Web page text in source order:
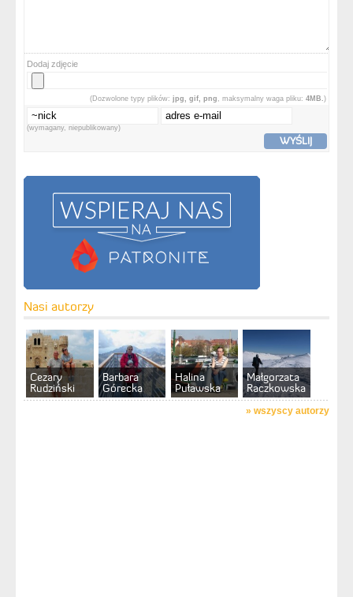
Dodaj zdjęcie
(Dozwolone typy plików: jpg, gif, png , maksymalny waga pliku: 4MB. )
(wymagany, niepublikowany)
WYŚLIJ
Nasi autorzy
Cezary
Rudziński
Barbara
Górecka
Halina
Puławska
Małgorzata
Raczkowska
» wszyscy autorzy